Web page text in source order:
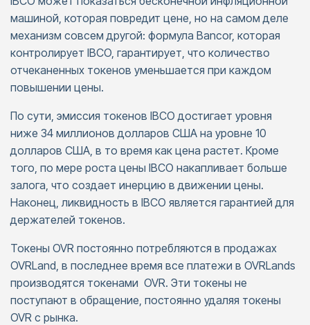
машиной, которая повредит цене, но на самом деле
механизм совсем другой: формула Bancor, которая
контролирует IBCO, гарантирует, что количество
отчеканенных токенов уменьшается при каждом
повышении цены.
По сути, эмиссия токенов IBCO достигает уровня
ниже 34 миллионов долларов США на уровне 10
долларов США, в то время как цена растет. Кроме
того, по мере роста цены IBCO накапливает больше
залога, что создает инерцию в движении цены.
Наконец, ликвидность в IBCO является гарантией для
держателей токенов.
Токены OVR постоянно потребляются в продажах
OVRLand, в последнее время все платежи в OVRLands
производятся токенами OVR. Эти токены не
поступают в обращение, постоянно удаляя токены
OVR с рынка.